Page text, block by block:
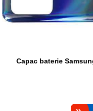
Capac baterie